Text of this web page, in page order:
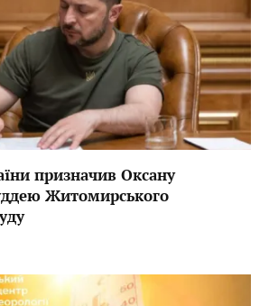
призначив Оксану
Житомирського